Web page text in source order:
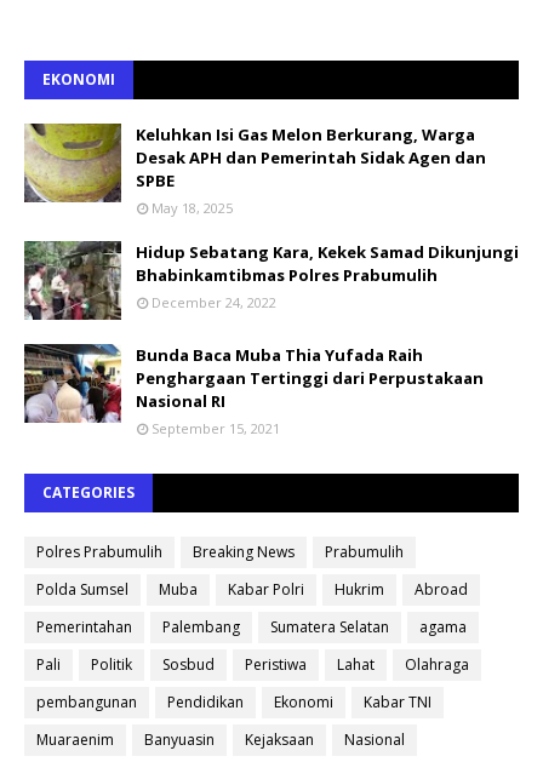
EKONOMI
Keluhkan Isi Gas Melon Berkurang, Warga
Desak APH dan Pemerintah Sidak Agen dan
SPBE
May 18, 2025
Hidup Sebatang Kara, Kekek Samad Dikunjungi
Bhabinkamtibmas Polres Prabumulih
December 24, 2022
Bunda Baca Muba Thia Yufada Raih
Penghargaan Tertinggi dari Perpustakaan
Nasional RI
September 15, 2021
CATEGORIES
Polres Prabumulih Breaking News
Prabumulih
Polda Sumsel
Muba Kabar Polri Hukrim
Abroad
Pemerintahan
Palembang Sumatera Selatan
agama
Pali
Politik Sosbud Peristiwa Lahat
Olahraga
pembangunan
Pendidikan Ekonomi
Kabar TNI
Muaraenim
Banyuasin Kejaksaan Nasional